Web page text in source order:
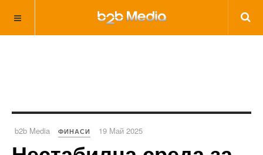
b2b Media ФИНАСИ 19 Май 2025